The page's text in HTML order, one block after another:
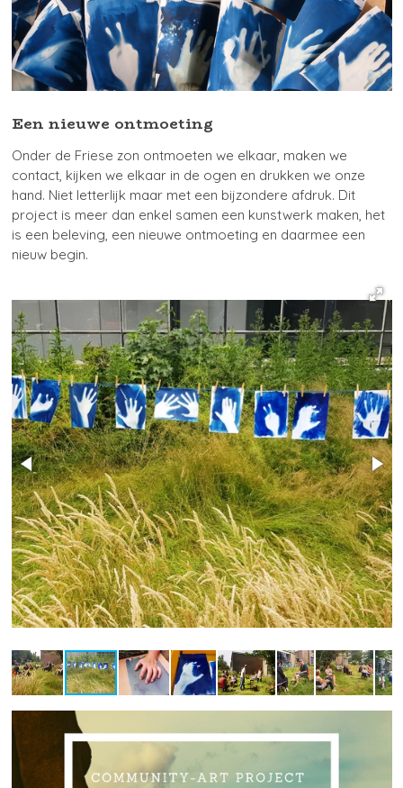
Een nieuwe ontmoeting
Onder de Friese zon ontmoeten we elkaar, maken we
contact, kijken we elkaar in de ogen en drukken we onze
hand. Niet letterlijk maar met een bijzondere afdruk. Dit
project is meer dan enkel samen een kunstwerk maken, het
is een beleving, een nieuwe ontmoeting en daarmee een
nieuw begin.